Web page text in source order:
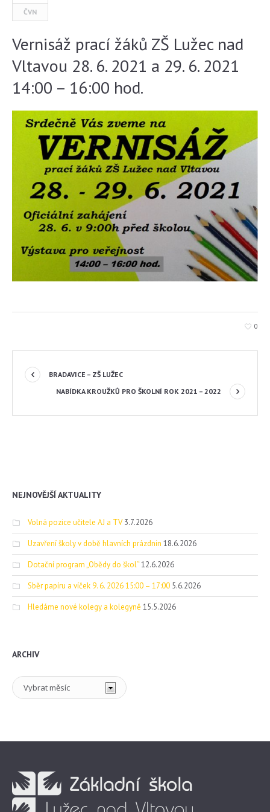
ČVN
Vernisáž prací žáků ZŠ Lužec nad
Vltavou 28. 6. 2021 a 29. 6. 2021
14:00 – 16:00 hod.
0
BRADAVICE – ZŠ LUŽEC
NABÍDKA KROUŽKŮ PRO ŠKOLNÍ ROK 2021 – 2022
NEJNOVĚJŠÍ AKTUALITY
Volná pozice učitele AJ a TV 3.7.2026
Uzavření školy v době hlavních prázdnin 18.6.2026
Dotační program „Obědy do škol“12.6.2026
Sběr papíru a víček 9. 6. 2026 15:00 – 17:00 5.6.2026
Hledáme nové kolegy a kolegyně 15.5.2026
ARCHIV
Archiv